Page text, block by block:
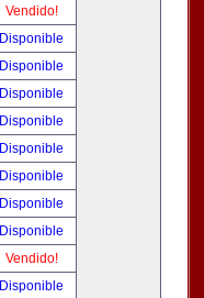
Vendido!
Disponible
Disponible
Disponible
Disponible
Disponible
Disponible
Disponible
Disponible
Vendido!
Disponible